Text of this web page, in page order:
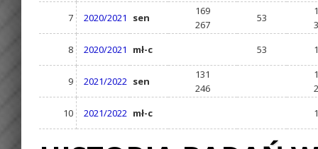
7
2020/2021 sen
169
267
53
8
2020/2021 mł-c 53
9 2021/2022 sen
131
246
10
2021/2022 mł-c